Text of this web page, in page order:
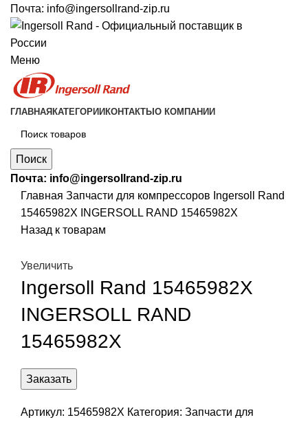
Почта: info@ingersollrand-zip.ru
Меню
ГЛАВНАЯ КАТЕГОРИИ КОНТАКТЫ О КОМПАНИИ
Поиск
Почта: info@ingersollrand-zip.ru
Главная Запчасти для компрессоров Ingersoll Rand
15465982X INGERSOLL RAND 15465982X
Назад к товарам
Увеличить
Ingersoll Rand 15465982X
INGERSOLL RAND
15465982X
Заказать
Артикул: 15465982X Категория: Запчасти для